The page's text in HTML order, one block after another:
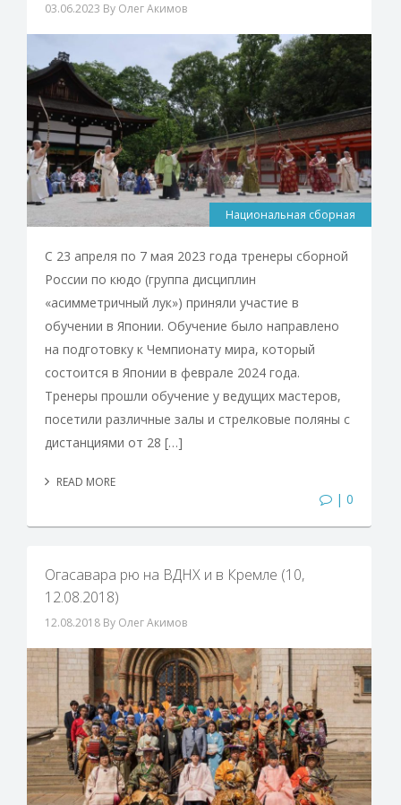
03.06.2023 By Олег Акимов
Национальная сборная
С 23 апреля по 7 мая 2023 года тренеры сборной
России по кюдо (группа дисциплин
«асимметричный лук») приняли участие в
обучении в Японии. Обучение было направлено
на подготовку к Чемпионату мира, который
состоится в Японии в феврале 2024 года.
Тренеры прошли обучение у ведущих мастеров,
посетили различные залы и стрелковые поляны с
дистанциями от 28 […]
READ MORE
| 0
Огасавара рю на ВДНХ и в Кремле (10,
12.08.2018)
12.08.2018 By Олег Акимов